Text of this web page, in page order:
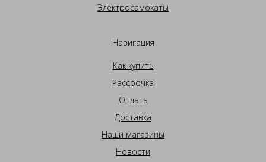
Электросамокаты
Навигация
Как купить
Рассрочка
Оплата
Доставка
Наши магазины
Новости